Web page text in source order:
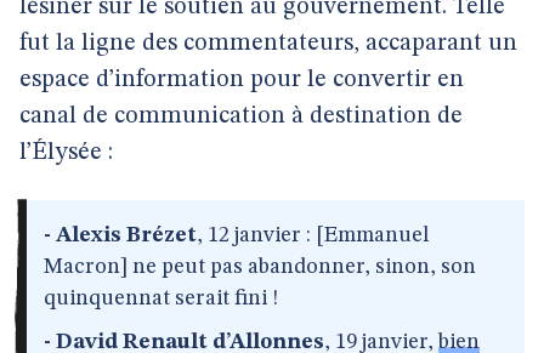
lésiner sur le soutien au gouvernement. Telle
fut la ligne des commentateurs, accaparant un
espace d’information pour le convertir en
canal de communication à destination de
l’Élysée :
- Alexis Brézet, 12 janvier : [Emmanuel
Macron] ne peut pas abandonner, sinon, son
quinquennat serait fini !
- David Renault d’Allonnes, 19 janvier, bien